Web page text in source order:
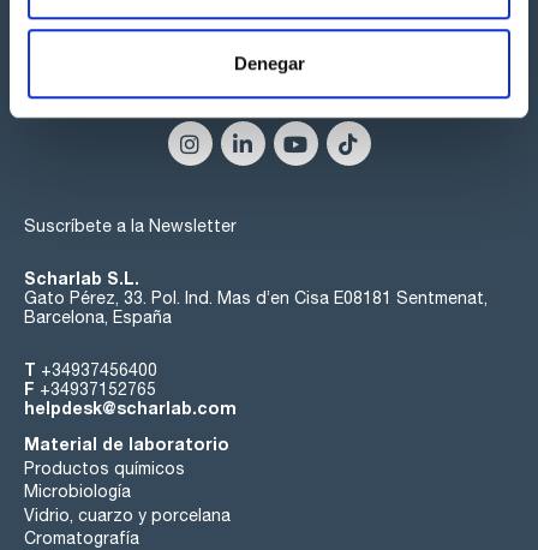
Denegar
o sin aditivos, la base de su proceso analítico de mejores
Suscríbete a la Newsletter
Scharlab S.L.
Gato Pérez, 33. Pol. Ind. Mas d’en Cisa E08181 Sentmenat,
Barcelona, España
T +34937456400
F +34937152765
helpdesk@scharlab.com
Material de laboratorio
Productos químicos
Microbiología
Vidrio, cuarzo y porcelana
Cromatografía